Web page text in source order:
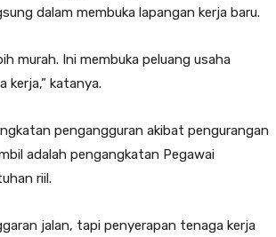
dalam membuka lapangan kerja baru.
murah. Ini membuka peluang usaha
katanya.
pengangguran akibat pengurangan
adalah pengangkatan Pegawai
riil.
jalan, tapi penyerapan tenaga kerja